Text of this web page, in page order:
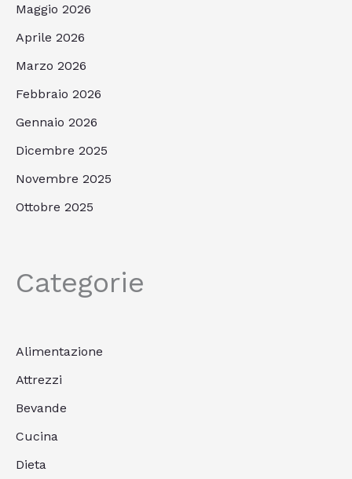
Maggio 2026
Aprile 2026
Marzo 2026
Febbraio 2026
Gennaio 2026
Dicembre 2025
Novembre 2025
Ottobre 2025
Categorie
Alimentazione
Attrezzi
Bevande
Cucina
Dieta